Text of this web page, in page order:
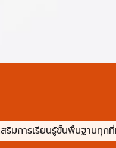
ยการและขอกันเงินงบปร
ริมการเรียนรู้ขั้นพื้นฐานทุกที่